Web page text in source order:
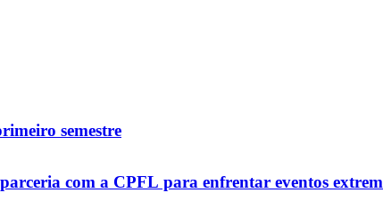
semestre
parceria com a CPFL para enfrentar eventos